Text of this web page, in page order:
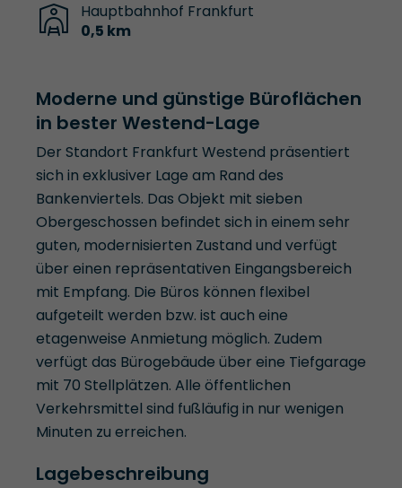
Hauptbahnhof Frankfurt
0,5 km
Moderne und günstige Büroflächen
in bester Westend-Lage
Der Standort Frankfurt Westend präsentiert
sich in exklusiver Lage am Rand des
Bankenviertels. Das Objekt mit sieben
Obergeschossen befindet sich in einem sehr
guten, modernisierten Zustand und verfügt
über einen repräsentativen Eingangsbereich
mit Empfang. Die Büros können flexibel
aufgeteilt werden bzw. ist auch eine
etagenweise Anmietung möglich. Zudem
verfügt das Bürogebäude über eine Tiefgarage
mit 70 Stellplätzen. Alle öffentlichen
Verkehrsmittel sind fußläufig in nur wenigen
Minuten zu erreichen.
Lagebeschreibung